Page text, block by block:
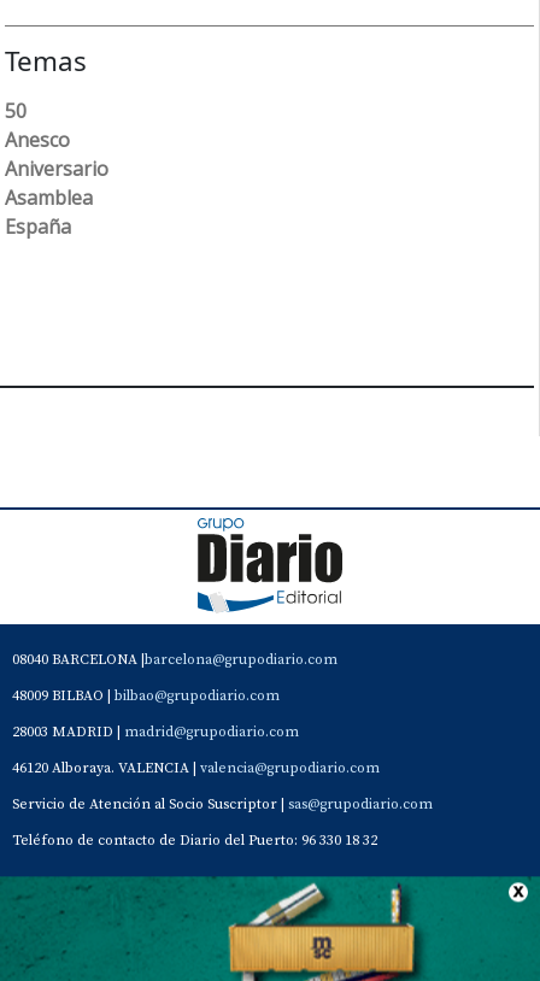
Temas
50
Anesco
Aniversario
Asamblea
España
08040 BARCELONA | barcelona@grupodiario.com
48009 BILBAO | bilbao@grupodiario.com
28003 MADRID | madrid@grupodiario.com
46120 Alboraya. VALENCIA | valencia@grupodiario.com
Servicio de Atención al Socio Suscriptor | sas@grupodiario.com
Teléfono de contacto de Diario del Puerto: 96 330 18 32
Contacto Aviso Legal Quiénes somos Política de privacidad